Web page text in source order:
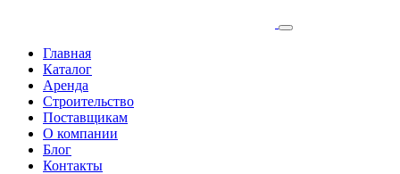
Главная
Каталог
Аренда
Строительство
Поставщикам
О компании
Блог
Контакты